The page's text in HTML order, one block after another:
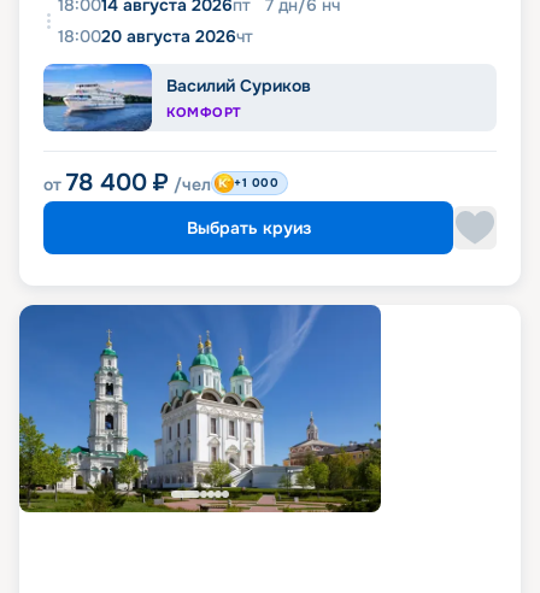
18:0014 августа 2026пт 7 дн/6 нч
18:0020 августа 2026чт
Василий Суриков
КОМФОРТ
от 78 400 ₽ /чел +1 000
Выбрать круиз